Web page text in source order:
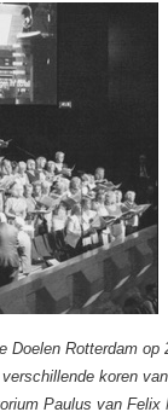
Rotterdam op
koren
Paulus van Felix